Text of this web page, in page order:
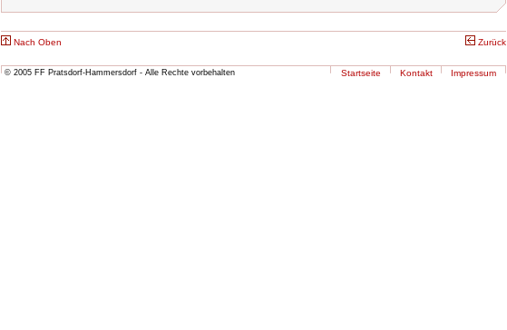
Nach Oben Zurück
© 2005 FF Pratsdorf-Hammersdorf - Alle Rechte vorbehalten Startseite Kontakt Impressum